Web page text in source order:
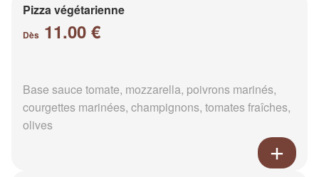
Pizza végétarienne
Dès 11.00 €
Base sauce tomate, mozzarella, poivrons marinés,
courgettes marinées, champignons, tomates fraîches,
olives